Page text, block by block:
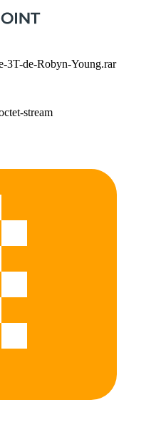
de-Robyn-Young.rar
stream